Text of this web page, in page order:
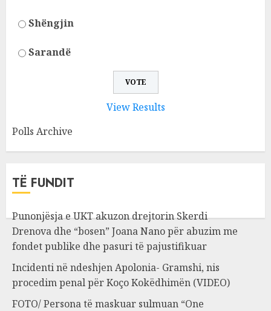
Shëngjin
Sarandë
View Results
Polls Archive
TË FUNDIT
Punonjësja e UKT akuzon drejtorin Skerdi
Drenova dhe “bosen” Joana Nano për abuzim me
fondet publike dhe pasuri të pajustifikuar
Incidenti në ndeshjen Apolonia- Gramshi, nis
procedim penal për Koço Kokëdhimën (VIDEO)
FOTO/ Persona të maskuar sulmuan “One